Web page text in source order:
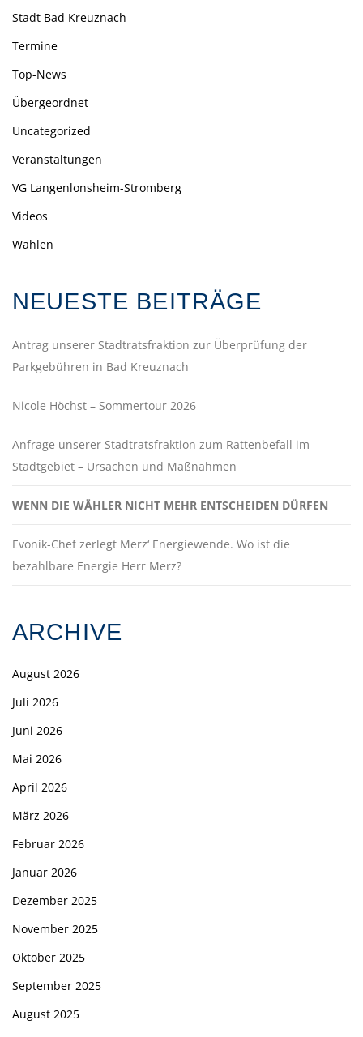
Stadt Bad Kreuznach
Termine
Top-News
Übergeordnet
Uncategorized
Veranstaltungen
VG Langenlonsheim-Stromberg
Videos
Wahlen
NEUESTE BEITRÄGE
Antrag unserer Stadtratsfraktion zur Überprüfung der
Parkgebühren in Bad Kreuznach
Nicole Höchst – Sommertour 2026
Anfrage unserer Stadtratsfraktion zum Rattenbefall im
Stadtgebiet – Ursachen und Maßnahmen
WENN DIE WÄHLER NICHT MEHR ENTSCHEIDEN DÜRFEN
Evonik-Chef zerlegt Merz‘ Energiewende. Wo ist die
bezahlbare Energie Herr Merz?
ARCHIVE
August 2026
Juli 2026
Juni 2026
Mai 2026
April 2026
März 2026
Februar 2026
Januar 2026
Dezember 2025
November 2025
Oktober 2025
September 2025
August 2025